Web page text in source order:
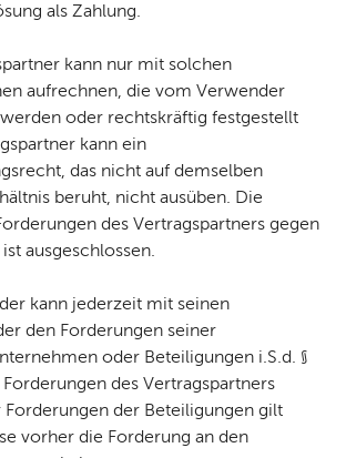
als Zahlung.
kann nur mit solchen
aufrechnen, die vom Verwender
oder rechtskräftig festgestellt
kann ein
das nicht auf demselben
beruht, nicht ausüben. Die
des Vertragspartners gegen
ausgeschlossen.
kann jederzeit mit seinen
den Forderungen seiner
oder Beteiligungen i. S. d. §
Forderungen des Vertragspartners
Forderungen der Beteiligungen gilt
vorher die Forderung an den